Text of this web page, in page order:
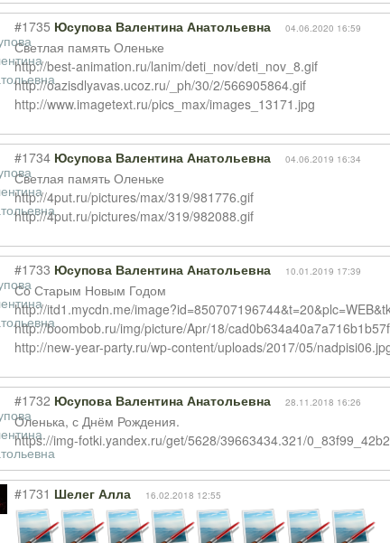
#1735 Юсупова Валентина Анатольевна 04.06.2020 16:59
Светлая память Оленьке
http://best-animation.ru/lanim/deti_nov/deti_nov_8.gif
http://oazisdlyavas.ucoz.ru/_ph/30/2/566905864.gif
http://www.imagetext.ru/pics_max/images_13171.jpg
#1734 Юсупова Валентина Анатольевна 04.06.2019 16:34
Светлая память Оленьке
http://4put.ru/pictures/max/319/981776.gif
http://4put.ru/pictures/max/319/982088.gif
#1733 Юсупова Валентина Анатольевна 10.01.2019 17:39
Со Старым Новым Годом
http://itd1.mycdn.me/
http://boombob.ru/img/picture/Apr/18/
http://new-year-party.ru/wp-content/uploads/2017/05/
#1732 Юсупова Валентина Анатольевна 28.11.2018 16:26
Оленька, с Днём Рождения.
https://img-fotki.yandex.ru/get/5628/39663434.321/
#1731 Шелег Алла 16.02.2018 12:55